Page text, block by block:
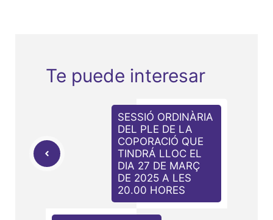
Te puede interesar
SESSIÓ ORDINÀRIA
DEL PLE DE LA
COPORACIÓ QUE
TINDRÁ LLOC EL
DIA 27 DE MARÇ
DE 2025 A LES
20.00 HORES